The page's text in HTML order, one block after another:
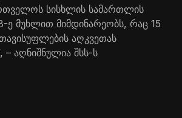
სისხლის სამართლის
ე მუხლით მიმდინარეობს, რაც 15
აღკვეთას
– აღნიშნულია შსს-ს